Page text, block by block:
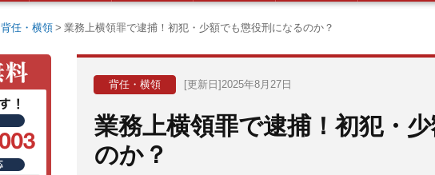
背任・横領 業務上横領罪で逮捕！初犯・少額でも懲役刑になるのか？
背任・横領 [更新日]2025年8月27日
業務上横領罪で逮捕！初犯・
のか？